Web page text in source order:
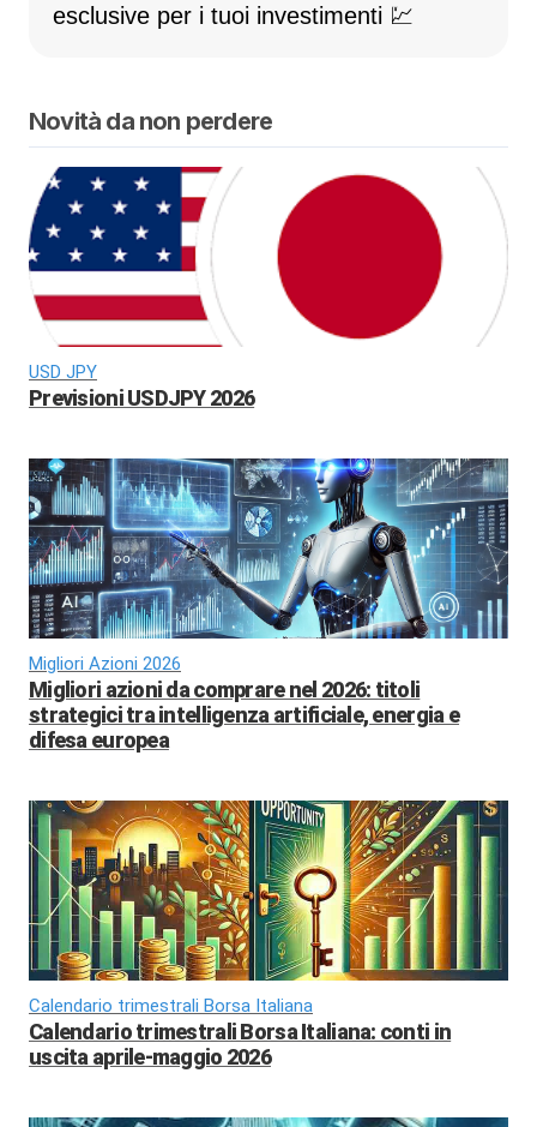
esclusive per i tuoi investimenti 💹
Novità da non perdere
USD JPY
Previsioni USDJPY 2026
Migliori Azioni 2026
Migliori azioni da comprare nel 2026: titoli
strategici tra intelligenza artificiale, energia e
difesa europea
Calendario trimestrali Borsa Italiana
Calendario trimestrali Borsa Italiana: conti in
uscita aprile-maggio 2026